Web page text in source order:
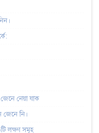
নেয়া যাক
জেনে নি।
লক্ষণ সমূহ